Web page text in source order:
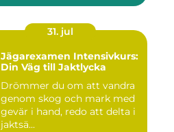
31. jul
Jägarexamen Intensivkurs:
Din Väg till Jaktlycka
Drömmer du om att vandra
genom skog och mark med
gevär i hand, redo att delta i
jaktsä...